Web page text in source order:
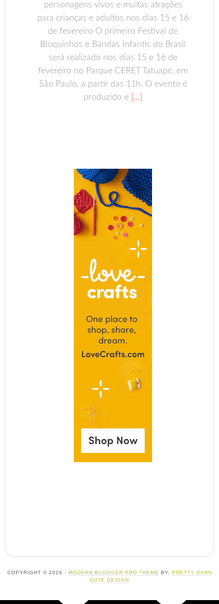
personagens vivos e muitas atrações
para crianças e adultos nos dias 15 e 16
de fevereiro O primeiro Festival de
Bloquinhos e Bandas Infantis do Brasil
será realizado nos dias 15 e 16 de
fevereiro no Parque CERET Tatuapé, em
São Paulo, a partir das 11h. O evento é
produzido e […]
COPYRIGHT © 2026 · MODERN BLOGGER PRO THEME BY, PRETTY DARN
CUTE DESIGN